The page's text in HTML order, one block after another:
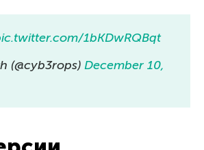
1bKDwRQBqt
(@cyb3rops) December 10,